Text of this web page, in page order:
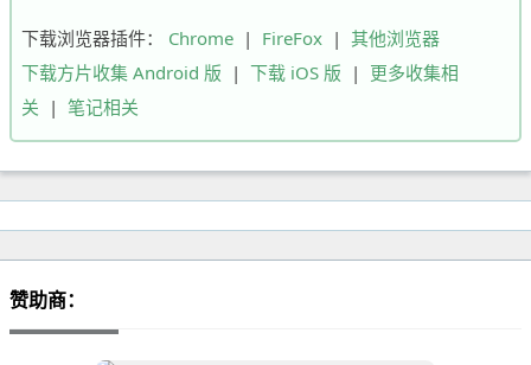
下载浏览器插件： Chrome | FireFox | 其他浏览器
下载方片收集 Android 版 | 下载 iOS 版 | 更多收集相
关 | 笔记相关
赞助商：